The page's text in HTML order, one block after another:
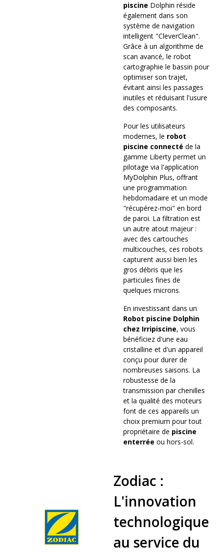
piscine Dolphin réside
également dans son
système de navigation
intelligent "CleverClean".
Grâce à un algorithme de
scan avancé, le robot
cartographie le bassin pour
optimiser son trajet,
évitant ainsi les passages
inutiles et réduisant l'usure
des composants.
Pour les utilisateurs
modernes, le robot
piscine connecté de la
gamme Liberty permet un
pilotage via l'application
MyDolphin Plus, offrant
une programmation
hebdomadaire et un mode
"récupérez-moi" en bord
de paroi. La filtration est
un autre atout majeur :
avec des cartouches
multicouches, ces robots
capturent aussi bien les
gros débris que les
particules fines de
quelques microns.
En investissant dans un
Robot piscine Dolphin
chez Irripiscine, vous
bénéficiez d'une eau
cristalline et d'un appareil
conçu pour durer de
nombreuses saisons. La
robustesse de la
transmission par chenilles
et la qualité des moteurs
font de ces appareils un
choix premium pour tout
propriétaire de piscine
enterrée ou hors-sol.
Zodiac :
L'innovation
technologique
au service du